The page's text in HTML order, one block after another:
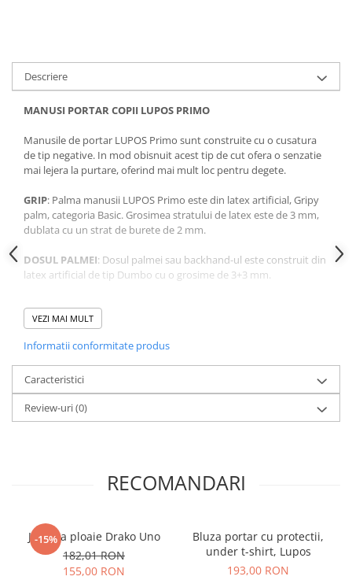
Descriere
MANUSI PORTAR COPII LUPOS PRIMO
Manusile de portar LUPOS Primo sunt construite cu o cusatura
de tip negative. In mod obisnuit acest tip de cut ofera o senzatie
mai lejera la purtare, oferind mai mult loc pentru degete.
GRIP: Palma manusii LUPOS Primo este din latex artificial, Gripy
palm, categoria Basic. Grosimea stratului de latex este de 3 mm,
dublata cu un strat de burete de 2 mm.
DOSUL PALMEI: Dosul palmei sau backhand-ul este construit din
latex artificial de tip Dumbo cu o grosime de 3+3 mm.
CORPUL MANUSII
textil.
RESPIRABILITATE: Textilul folosit la constructia manusilor
LUPOS Primo permite mainii sa respire in interiorul manusii.
INCHEIETURA: Prinderea manusii se face cu ajutorul unei benzi
simple de latex, cu prindere in Velcro.
VEZI MAI MULT
Informatii conformitate produs
Caracteristici
Review-uri(0)
RECOMANDARI
-15%
Jacheta ploaie Drako Uno
182,01 RON
155,00 RON
Bluza portar cu protectii,
under t-shirt, Lupos
193,00 RON